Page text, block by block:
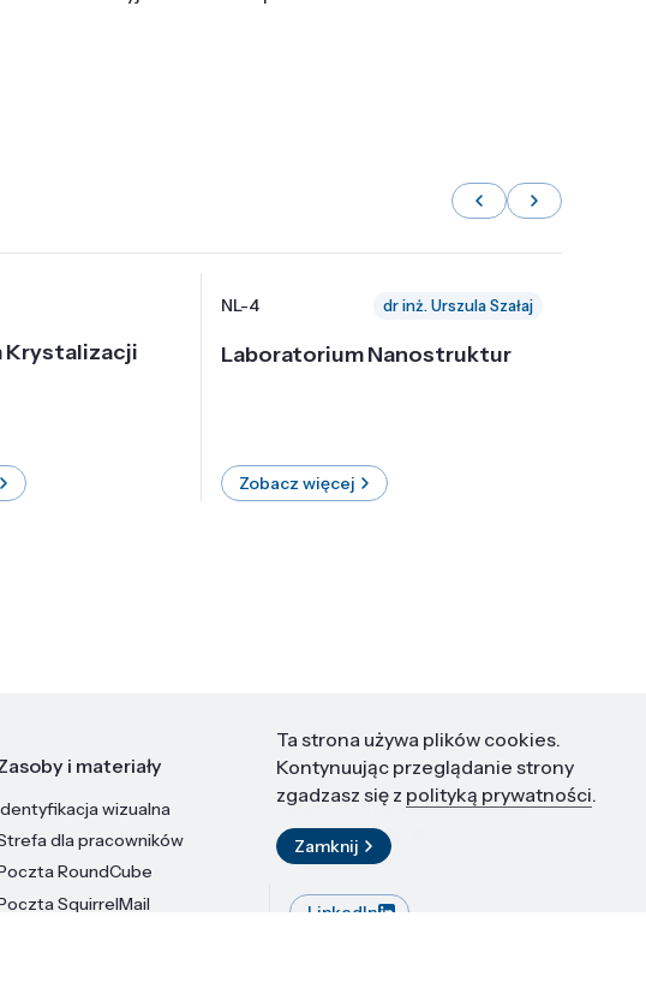
Krystalizacji
NL-4 dr inż. Urszula Szałaj
Laboratorium Nanostruktur
Zobacz więcej
i materiały
wizualna
dla pracowników
RoundCube
SquirrelMail
Kontakt
Instytut Wysokich Ciśnień PAN
ul. Sokołowska 29/37
01-142 Warszawa
LinkedIn
Ta strona używa plików cookies.
Kontynuując przeglądanie strony
zgadzasz się z polityką prywatności.
Zamknij